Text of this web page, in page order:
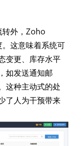
转外，Zoho
这意味着系统可
变更、库存水平
如发送通知邮
这种主动式的处
了人为干预带来